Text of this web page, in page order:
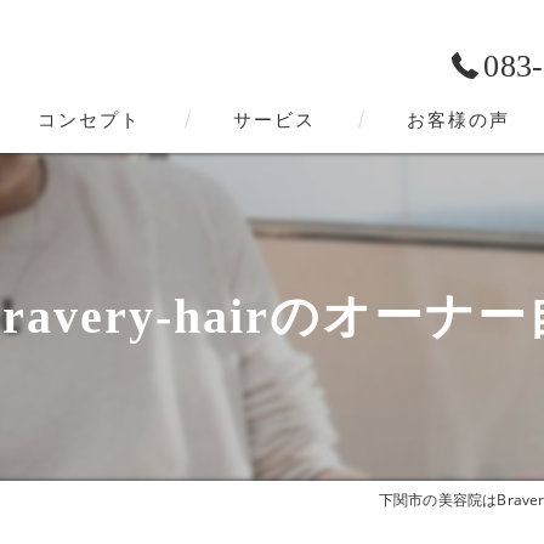
コンセプト
下関市の美容院･Bravery-hairの口コミ情報
下関市の美容院･Bravery-hairの評判
下関市の美容院･Bravery-hairのお客様の声
サービス お客様の声
hairのオーナー
下関市の美容院は